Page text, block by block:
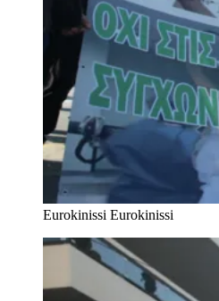
Eurokinissi Eurokinissi